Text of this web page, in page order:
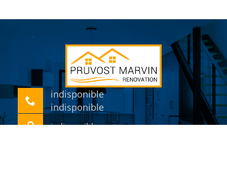
indisponible
indisponible
indisponible